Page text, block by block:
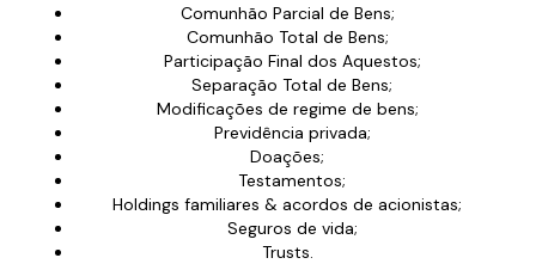
Comunhão Parcial de Bens;
Comunhão Total de Bens;
Participação Final dos Aquestos;
Separação Total de Bens;
Modificações de regime de bens;
Previdência privada;
Doações;
Testamentos;
Holdings familiares & acordos de acionistas;
Seguros de vida;
Trusts.